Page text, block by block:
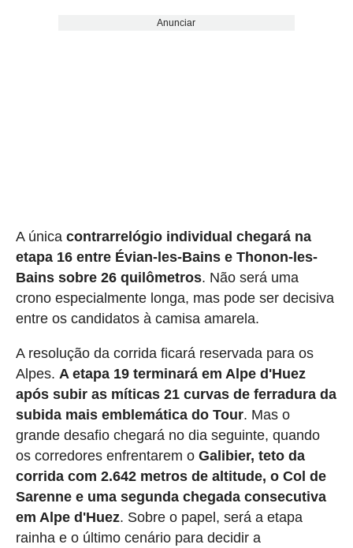
Anunciar
A única contrarrelógio individual chegará na
etapa 16 entre Évian-les-Bains e Thonon-les-
Bains sobre 26 quilômetros. Não será uma
crono especialmente longa, mas pode ser decisiva
entre os candidatos à camisa amarela.
A resolução da corrida ficará reservada para os
Alpes. A etapa 19 terminará em Alpe d'Huez
após subir as míticas 21 curvas de ferradura da
subida mais emblemática do Tour. Mas o
grande desafio chegará no dia seguinte, quando
os corredores enfrentarem o Galibier, teto da
corrida com 2.642 metros de altitude, o Col de
Sarenne e uma segunda chegada consecutiva
em Alpe d'Huez. Sobre o papel, será a etapa
rainha e o último cenário para decidir a